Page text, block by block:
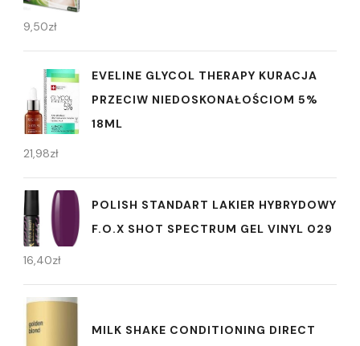
9,50zł
EVELINE GLYCOL THERAPY KURACJA
PRZECIW NIEDOSKONAŁOŚCIOM 5%
18ML
21,98zł
POLISH STANDART LAKIER HYBRYDOWY
F.O.X SHOT SPECTRUM GEL VINYL 029
16,40zł
MILK SHAKE CONDITIONING DIRECT